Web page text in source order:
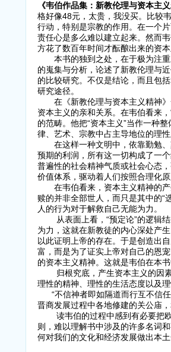
《韦伯作品集：新教伦理与资本主
格好像48元，太贵，我没买。比较
行动，特别是宗教的作用。在一个
责任心是多么难以建立起来。然而
方花了数百年时间才酝酿出来的资
本书的独到之处，在于极为注重
的嵬集与分析，论述了新教伦理与
的比较研究。不仅是结论，而且包
研究途径。
在《新教伦理与资本主义精神》
资本主义的亲和关系。在韦伯看来
的范畴。他把“资本主义”当作一种
律、艺术、宗教中占主导地位的理
在这样一种文明中，依靠勤勉、
预期的利润，所有这一切构成了一
普遍性的社会精神气质或社会心态
价值体系，驱动着人们按照合理化
在韦伯看来，资本主义精神的产
赎的并非全部世人，而只是其中的“
人的行为对于解救自己无能为力。
从表面上看，“预定论”的逻辑结
为力，这就在新教徒的内心深处产
以此证明上帝的存在。于是创造出
富，而是为了证实上帝对自己的恩
的资本主义精神。这就是韦伯在本
归根究底，产生资本主义的因素
理性的精神、理性的生活态度以及
“不信神者即如隔道而行互不信任
晋商发展过程中各地修建的关公庙
读韦伯的过程中感到有必要把欧
则，难以理解书中涉及的许多名词
何对我们的文化和经济发展做出本